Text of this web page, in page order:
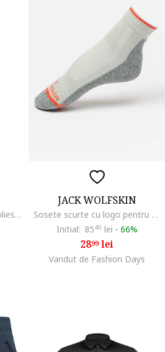
Pantaloni sport barbati poliester, negru
JACK WOLFSKIN
Sosete scurte cu logo pentru drumetii, Gri melange
Initial: 8540 lei - 66%
2899lei
Vandut de Fashion Days